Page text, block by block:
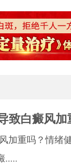
致白癜风加
加重吗？情绪
.....